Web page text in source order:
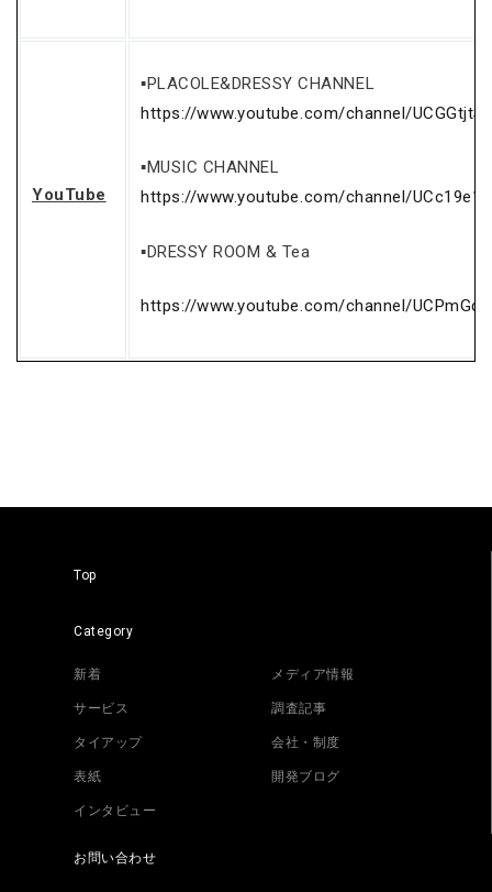
YouTube
▪PLACOLE&DRESSY CHANNEL
https://www.youtube.com/channel/
▪MUSIC CHANNEL
https://www.youtube.com/channel/
▪DRESSY ROOM & Tea
https://www.youtube.com/channel/
Top
Category
新着 メディア情報
サービス 調査記事
タイアップ 会社・制度
表紙 開発ブログ
インタビュー
お問い合わせ